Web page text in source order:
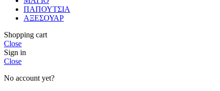
ΠΑΠΟΥΤΣΙΑ
ΑΞΕΣΟΥΑΡ
Shopping cart
Close
Sign in
Close
No account yet?